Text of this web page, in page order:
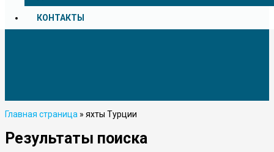
КОНТАКТЫ
Главная страница » яхты Турции
Результаты поиска